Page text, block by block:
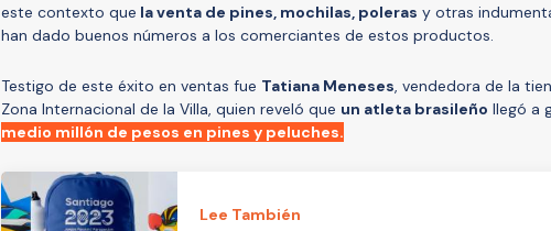
este contexto que la venta de pines, mochilas, poleras y otras
han dado buenos números a los comerciantes de estos productos.
Testigo de este éxito en ventas fue Tatiana Meneses, vendedora de la
Zona Internacional de la Villa, quien reveló que un atleta brasileño llegó a
medio millón de pesos en pines y peluches.
Lee También